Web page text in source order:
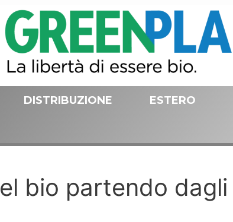
DISTRIBUZIONE ESTERO
bio partendo dagli